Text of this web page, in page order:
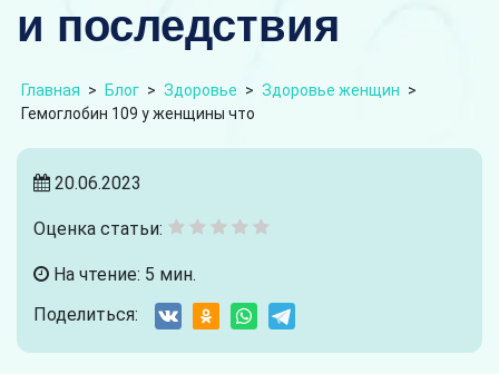
и последствия
Главная > Блог > Здоровье > Здоровье женщин >
Гемоглобин 109 у женщины что
20.06.2023
Оценка статьи:
На чтение: 5 мин.
Поделиться: